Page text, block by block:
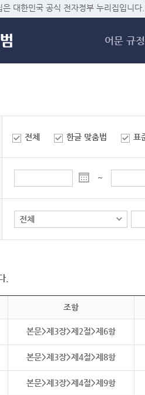
메
은 대한민국 공식 전자정부 누리집입니다.
어문 규정
전체 한글 맞춤법 표
~
.
조항
본문>제3장>제2절>제6항
본문>제3장>제4절>제8항
본문>제3장>제4절>제9항